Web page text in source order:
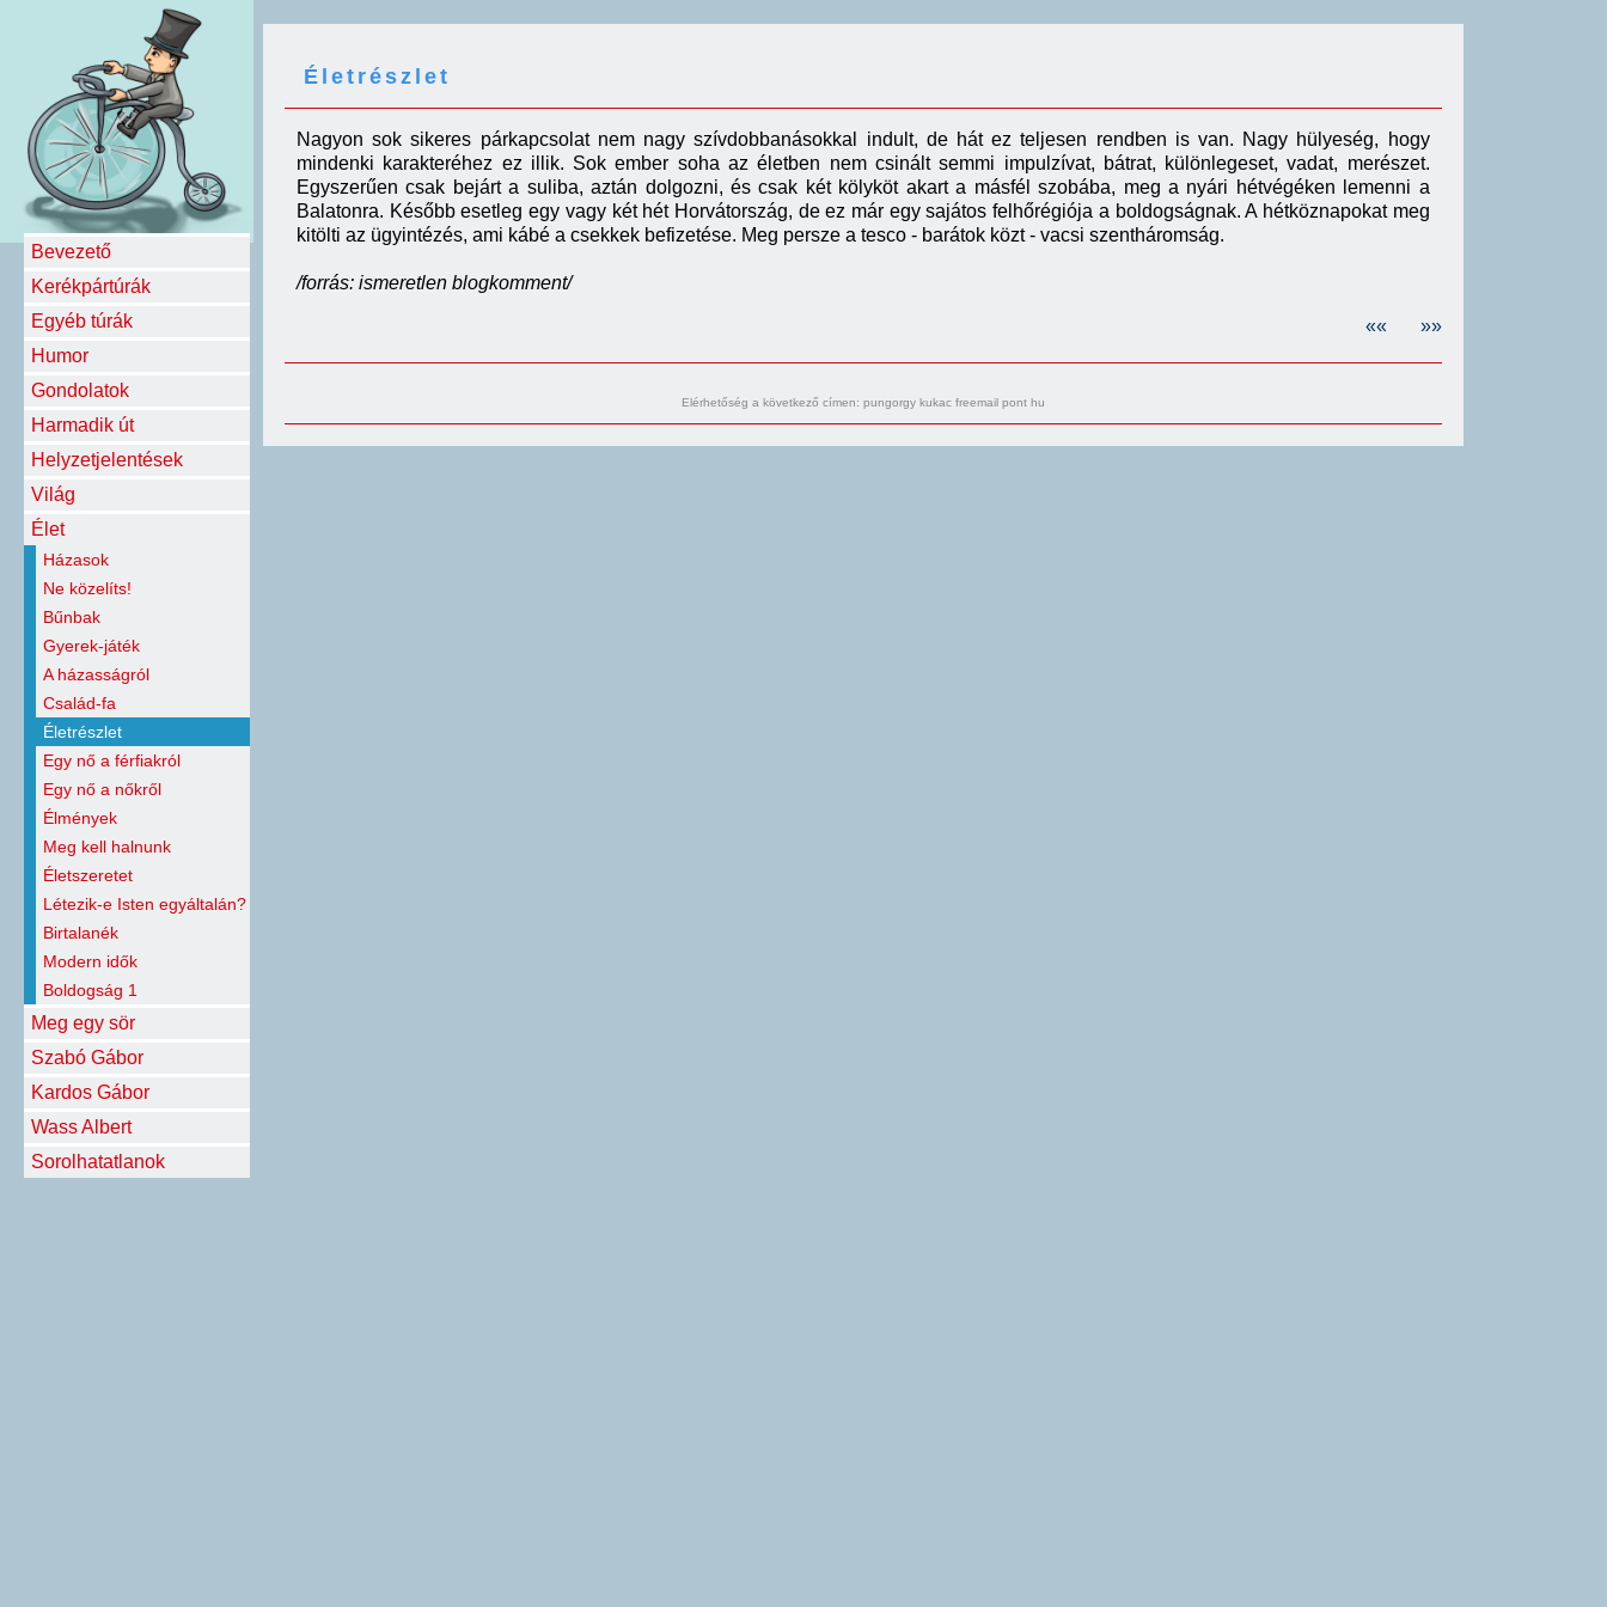
Bevezető
Kerékpártúrák
Egyéb túrák
Humor
Gondolatok
Harmadik út
Helyzetjelentések
Világ
Élet
Házasok
Ne közelíts!
Bűnbak
Gyerek-játék
A házasságról
Család-fa
Életrészlet
Egy nő a férfiakról
Egy nő a nőkről
Élmények
Meg kell halnunk
Életszeretet
Létezik-e Isten egyáltalán?
Birtalanék
Modern idők
Boldogság 1
Meg egy sör
Szabó Gábor
Kardos Gábor
Wass Albert
Sorolhatatlanok
Életrészlet
Nagyon sok sikeres párkapcsolat nem nagy szívdobbanásokkal indult, de hát ez teljesen rendben is van. Nagy hülyeség, hogy
mindenki karakteréhez ez illik. Sok ember soha az életben nem csinált semmi impulzívat, bátrat, különlegeset, vadat, merészet.
Egyszerűen csak bejárt a suliba, aztán dolgozni, és csak két kölyköt akart a másfél szobába, meg a nyári hétvégéken lemenni a
Balatonra. Később esetleg egy vagy két hét Horvátország, de ez már egy sajátos felhőrégiója a boldogságnak. A hétköznapokat meg
kitölti az ügyintézés, ami kábé a csekkek befizetése. Meg persze a tesco - barátok közt - vacsi szentháromság.
/forrás: ismeretlen blogkomment/
«« »»
Elérhetőség a következő címen: pungorgy kukac freemail pont hu